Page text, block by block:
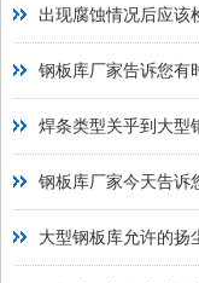
出现腐蚀情况后应该
钢板库厂家告诉您有
焊条类型关乎到大型
钢板库厂家今天告诉
大型钢板库允许的扬